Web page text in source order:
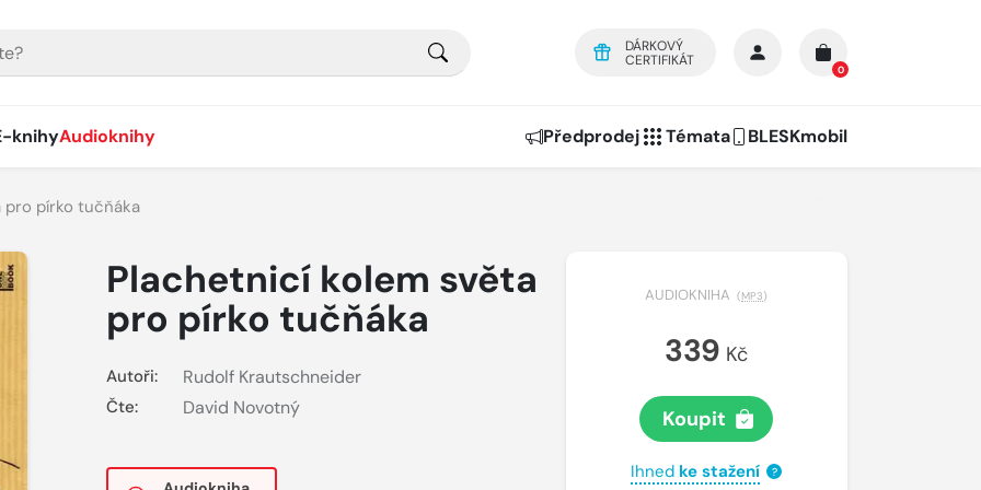
DÁRKOVÝ
CERTIFIKÁT
0
knihyAudioknihy Předprodej Témata BLESKmobil
pro pírko tučňáka
Plachetnicí kolem světa
pro pírko tučňáka
Autoři: Rudolf Krautschneider
Čte: David Novotný
AUDIOKNIHA (MP3)
339 Kč
Koupit
Ihned ke stažení ?